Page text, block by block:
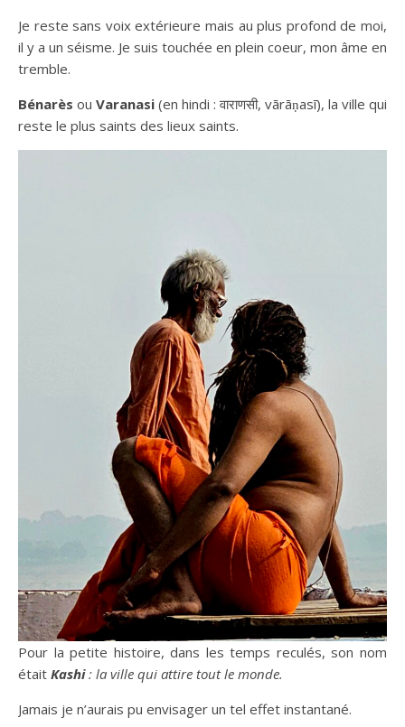
Je reste sans voix extérieure mais au plus profond de moi,
il y a un séisme. Je suis touchée en plein coeur, mon âme en
tremble.
Bénarès ou Varanasi (en hindi : वाराणसी, vārāṇasī), la ville qui
reste le plus saints des lieux saints.
Pour la petite histoire, dans les temps reculés, son nom
était Kashi: la ville qui attire tout le monde.
Jamais je n’aurais pu envisager un tel effet instantané.